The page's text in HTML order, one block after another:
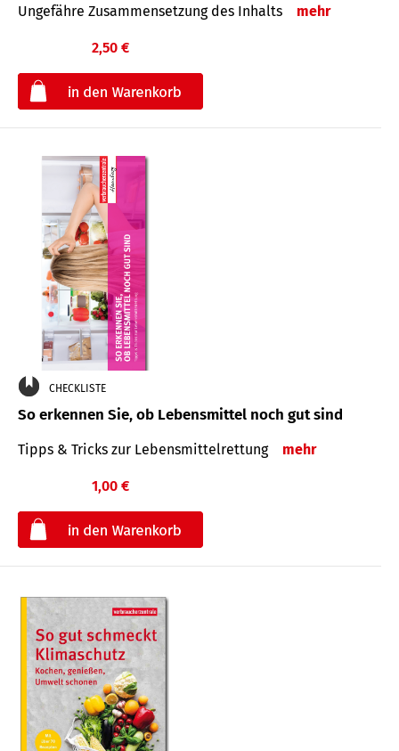
Ungefähre Zusammensetzung des Inhalts mehr
2,50 €
CHECKLISTE
So erkennen Sie, ob Lebensmittel noch gut sind
Tipps & Tricks zur Lebensmittelrettung mehr
1,00 €